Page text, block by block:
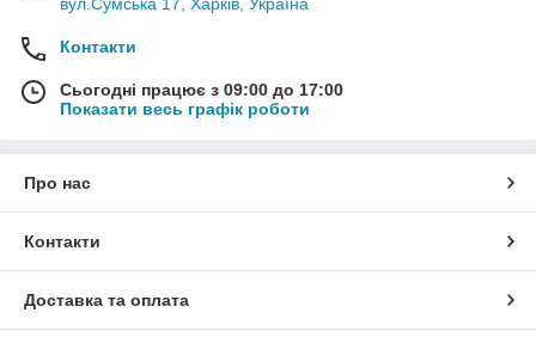
Контакти
Сьогодні працює з 09:00 до 17:00
Показати весь графік роботи
Про нас
Контакти
Доставка та оплата